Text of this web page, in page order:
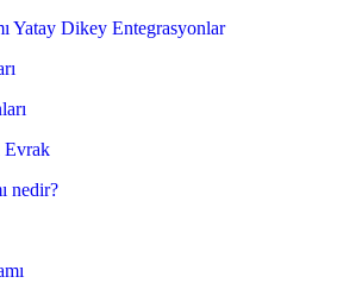
Yatay Dikey Entegrasyonlar
Evrak
nedir?